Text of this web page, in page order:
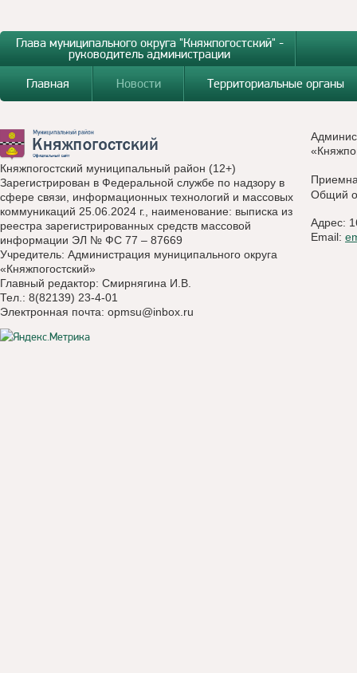
Глава муниципального округа "Княжпогостский" -
руководитель администрации
Главная
Новости Территориальные органы
Княжпогостский муниципальный район (12+)
Зарегистрирован в Федеральной службе по надзору в
сфере связи, информационных технологий и массовых
коммуникаций 25.06.2024 г., наименование: выписка из
реестра зарегистрированных средств массовой
информации ЭЛ № ФС 77 – 87669
Учредитель: Администрация муниципального округа
«Княжпогостский»
Главный редактор: Смирнягина И.В.
Тел.: 8(82139) 23-4-01
Электронная почта: opmsu@inbox.ru
Общий
Адрес:
Email: